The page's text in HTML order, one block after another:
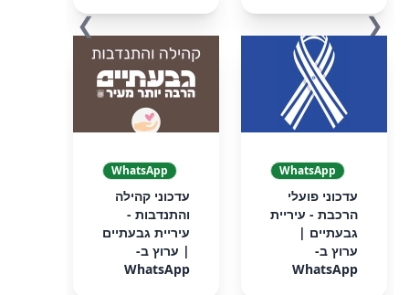
❮
WhatsApp
‏‏עדכוני פועלי
הרכבת - עיריית
גבעתיים‏ |
ערוץ ב-
WhatsApp
WhatsApp
‏‏עדכוני קהילה
והתנדבות -
עיריית גבעתיים‏
| ערוץ ב-
WhatsApp
❯